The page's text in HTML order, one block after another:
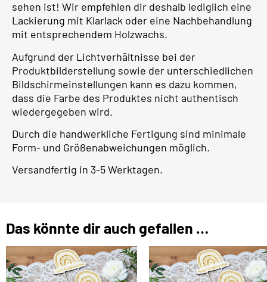
sehen ist! Wir empfehlen dir deshalb lediglich eine
Lackierung mit Klarlack oder eine Nachbehandlung
mit entsprechendem Holzwachs.
Aufgrund der Lichtverhältnisse bei der
Produktbilderstellung sowie der unterschiedlichen
Bildschirmeinstellungen kann es dazu kommen,
dass die Farbe des Produktes nicht authentisch
wiedergegeben wird.
Durch die handwerkliche Fertigung sind minimale
Form- und Größenabweichungen möglich.
Versandfertig in 3-5 Werktagen.
Das könnte dir auch gefallen …